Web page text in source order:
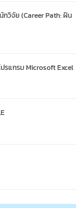
กวิจัย (Career Path: ฝัน
ปรแกรม Microsoft Excel